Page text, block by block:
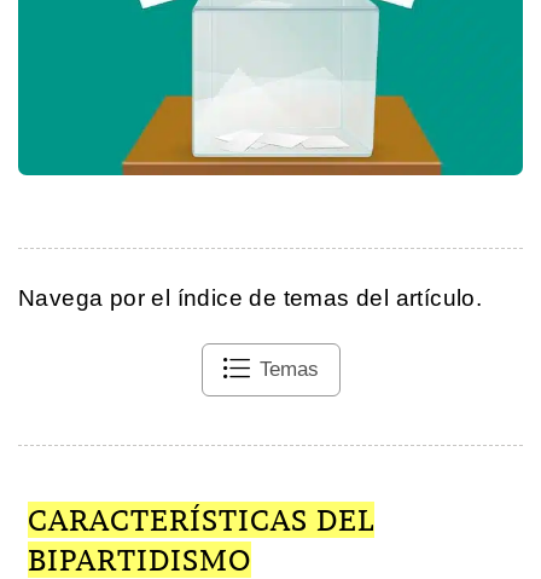
Navega por el índice de temas del artículo.
Temas
CARACTERÍSTICAS DEL
BIPARTIDISMO